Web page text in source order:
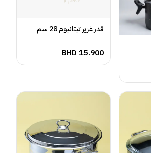
قدر غزير تيتانيوم 28 سم
BHD 15.900